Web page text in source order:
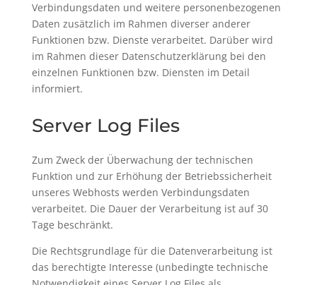
Verbindungsdaten und weitere personenbezogenen
Daten zusätzlich im Rahmen diverser anderer
Funktionen bzw. Dienste verarbeitet. Darüber wird
im Rahmen dieser Datenschutzerklärung bei den
einzelnen Funktionen bzw. Diensten im Detail
informiert.
Server Log Files
Zum Zweck der Überwachung der technischen
Funktion und zur Erhöhung der Betriebssicherheit
unseres Webhosts werden Verbindungsdaten
verarbeitet. Die Dauer der Verarbeitung ist auf 30
Tage beschränkt.
Die Rechtsgrundlage für die Datenverarbeitung ist
das berechtigte Interesse (unbedingte technische